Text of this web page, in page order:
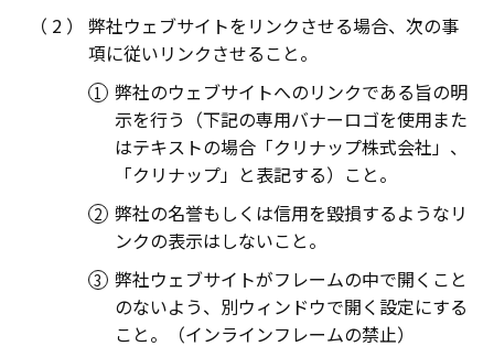
弊社ウェブサイトをリンクさせる場合、次の事
項に従いリンクさせること。
弊社のウェブサイトへのリンクである旨の明
示を行う（下記の専用バナーロゴを使用また
はテキストの場合「クリナップ株式会社」、
「クリナップ」と表記する）こと。
弊社の名誉もしくは信用を毀損するようなリ
ンクの表示はしないこと。
弊社ウェブサイトがフレームの中で開くこと
のないよう、別ウィンドウで開く設定にする
こと。（インラインフレームの禁止）